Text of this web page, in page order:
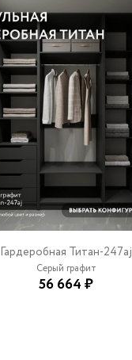
Гардеробная Титан-247aj
Серый графит
56 664 ₽